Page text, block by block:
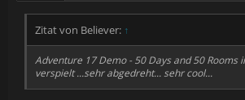
Zitat von Believer: ↑
Adventure 17 Demo - 50 Days and 50 Rooms
verspielt ...sehr abgedreht... sehr cool...